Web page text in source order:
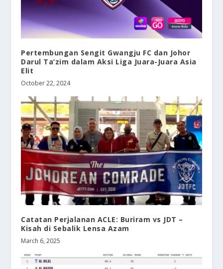
Pertembungan Sengit Gwangju FC dan Johor
Darul Ta’zim dalam Aksi Liga Juara-Juara Asia
Elit
October 22, 2024
Catatan Perjalanan ACLE: Buriram vs JDT –
Kisah di Sebalik Lensa Azam
March 6, 2025